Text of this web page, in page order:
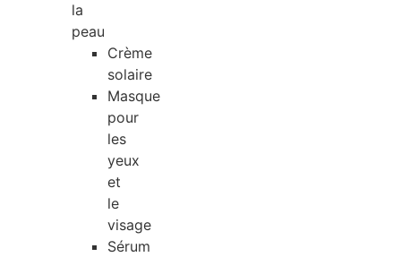
la
peau
Crème
solaire
Masque
pour
les
yeux
et
le
visage
Sérum